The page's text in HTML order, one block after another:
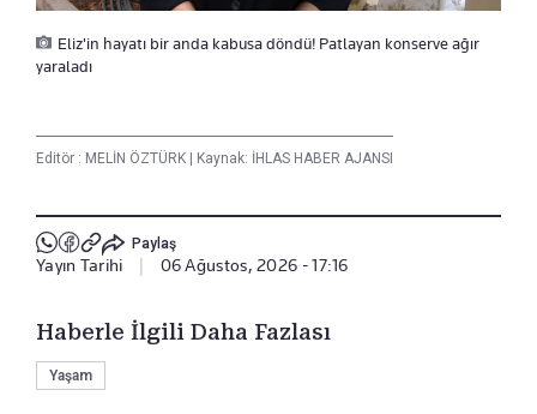
Eliz'in hayatı bir anda kabusa döndü! Patlayan konserve ağır
yaraladı
Editör : MELİN ÖZTÜRK | Kaynak: İHLAS HABER AJANSI
Paylaş
Yayın Tarihi | 06 Ağustos, 2026 - 17:16
Haberle İlgili Daha Fazlası
Yaşam